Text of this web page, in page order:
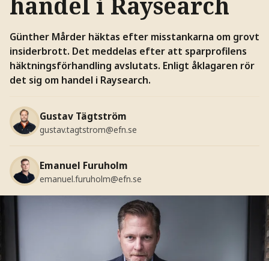
Günther Mårder häktas efter misstankarna om grovt
insiderbrott. Det meddelas efter att sparprofilens
häktningsförhandling avslutats. Enligt åklagaren rör
det sig om handel i Raysearch.
Gustav Tägtström
gustav.tagtstrom@efn.se
Emanuel Furuholm
emanuel.furuholm@efn.se